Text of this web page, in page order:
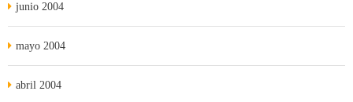
junio 2004
mayo 2004
abril 2004